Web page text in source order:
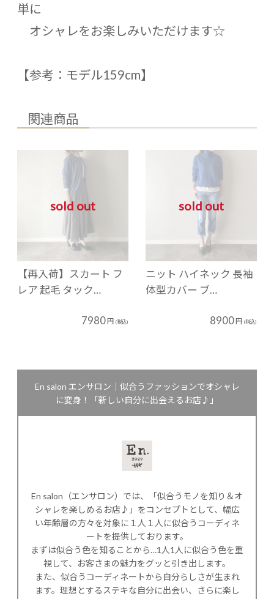
単に
オシャレをお楽しみいただけます☆
【参考：モデル159cm】
関連商品
sold out
【再入荷】スカート フ
レア 起毛 タック…
7980 円 (税込)
sold out
ニット ハイネック 長袖
体型カバー ブ…
8900 円 (税込)
En salon エンサロン｜似合うファッションでオシャレ
に変身！「新しい自分に出会えるお店♪」
En salon（エンサロン）では、「似合うモノを知り＆オ
シャレを楽しめるお店♪」をコンセプトとして、幅広
い年齢層の方々を対象に１人１人に似合うコーディネ
ートを提供しております。
まずは似合う色を知ることから…1人1人に似合う色を重
視して、お客さまの魅力をグッと引き出します。
また、似合うコーディネートから自分らしさが生まれ
ます。理想とするステキな自分に出会い、さらに楽し